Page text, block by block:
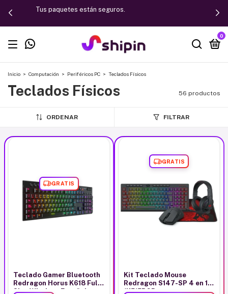
Tus paquetes están seguros.
0
Inicio > Computación > Periféricos PC > Teclados Físicos
Teclados Físicos 56 productos
ORDENAR FILTRAR
GRATIS
Teclado Gamer Bluetooth
Redragon Horus K618 Full
Size Wireless Español
GRATIS
Kit Teclado Mouse
Redragon S147-SP 4 en 1
(K515RGB+